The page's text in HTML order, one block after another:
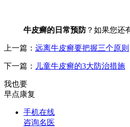
牛皮癣的日常预防？如果您还
上一篇： 远离牛皮癣要把握三个原则
下一篇： 儿童牛皮癣的3大防治措施
我也要
早点康复
手机在线
咨询名医